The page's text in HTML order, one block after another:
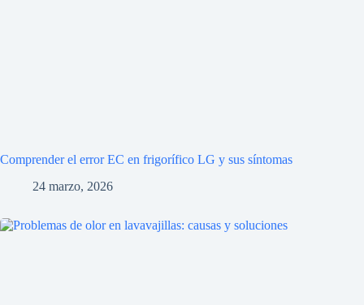
Comprender el error EC en frigorífico LG y sus síntomas
24 marzo, 2026